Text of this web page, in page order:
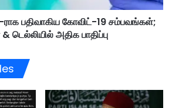
ராக பதிவாகிய கோவிட்-19 சம்பவங்கள்;
டெல்லியில் அதிக பாதிப்பு